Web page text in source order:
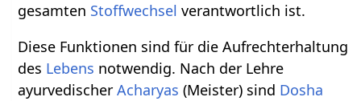
gesamten Stoffwechsel verantwortlich ist.
Diese Funktionen sind für die Aufrechterhaltung
des Lebens notwendig. Nach der Lehre
ayurvedischerAcharyas (Meister) sind Dosha